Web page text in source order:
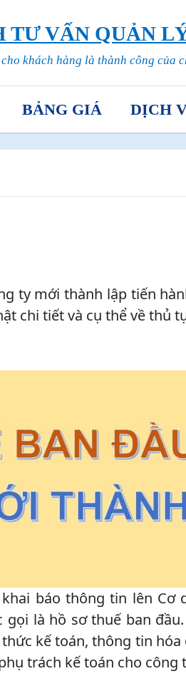
TƯ VẤN QUẢN
khách hàng là thành công của
BẢNG GIÁ DỊCH
ty mới thành lập tiến
chi tiết và cụ thể về thủ
báo thông tin lên Cơ
là hồ sơ thuế ban
kế toán, thông tin
trách kế toán cho công